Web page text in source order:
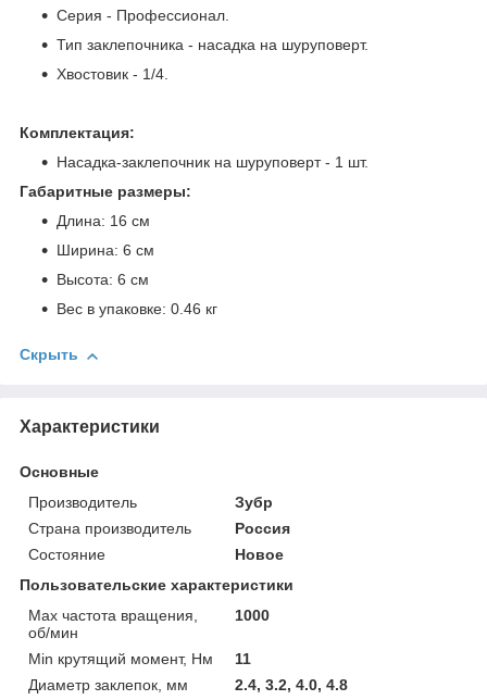
Серия - Профессионал.
Тип заклепочника - насадка на шуруповерт.
Хвостовик - 1/4.
Комплектация:
Насадка-заклепочник на шуруповерт - 1 шт.
Габаритные размеры:
Длина: 16 см
Ширина: 6 см
Высота: 6 см
Вес в упаковке: 0.46 кг
Скрыть
Характеристики
Основные
Производитель
Зубр
Страна производитель
Россия
Состояние
Новое
Пользовательские характеристики
Max частота вращения,
об/мин
1000
Min крутящий момент, Нм
11
Диаметр заклепок, мм
2.4, 3.2, 4.0, 4.8